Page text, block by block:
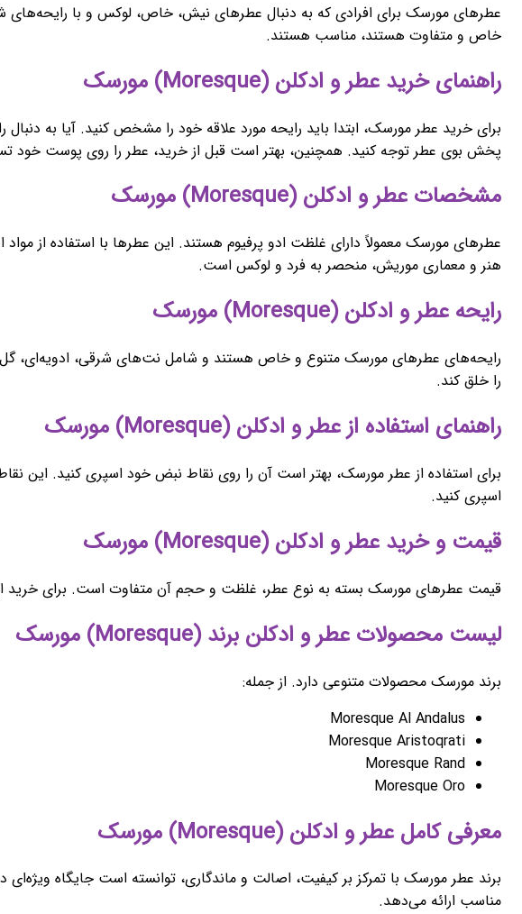
عطرهای مورسک برای افرادی که به دنبال عطرهای نیش، خاص، لوکس و با
خاص و متفاوت هستند، مناسب هستند.
راهنمای خرید عطر و ادکلن (Moresque) مورسک
برای خرید عطر مورسک، ابتدا باید رایحه مورد علاقه خود را مشخص کنید. آیا به
پخش بوی عطر توجه کنید. همچنین، بهتر است قبل از خرید، عطر را روی پوست خود
مشخصات عطر و ادکلن (Moresque) مورسک
عطرهای مورسک معمولاً دارای غلظت ادو پرفیوم هستند. این عطرها با استفاده از مواد
هنر و معماری موریش، منحصر به فرد و لوکس است.
رایحه عطر و ادکلن (Moresque) مورسک
رایحه‌های عطرهای مورسک متنوع و خاص هستند و شامل نت‌های شرقی، ادویه‌ای،
را خلق کند.
راهنمای استفاده از عطر و ادکلن (Moresque) مورسک
برای استفاده از عطر مورسک، بهتر است آن را روی نقاط نبض خود اسپری کنید.
اسپری کنید.
قیمت و خرید عطر و ادکلن (Moresque) مورسک
قیمت عطرهای مورسک بسته به نوع عطر، غلظت و حجم آن متفاوت است. برای خرید این
لیست محصولات عطر و ادکلن برند (Moresque) مورسک
برند مورسک محصولات متنوعی دارد. از جمله:
Moresque Al Andalus
Moresque Aristoqrati
Moresque Rand
Moresque Oro
معرفی کامل عطر و ادکلن (Moresque) مورسک
برند عطر مورسک با تمرکز بر کیفیت، اصالت و ماندگاری، توانسته است جایگاه
مناسب ارائه می‌دهد.